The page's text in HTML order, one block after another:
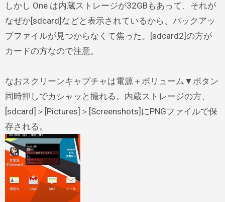
しかし One は内蔵ストレージが32GBもあって、それが
なぜか[sdcard]などと表示されているから、バックアッ
プファイルが見つからなくて焦った。[sdcard2]の方が
カードの方なので注意。
なおスクリーンキャプチャは電源＋ボリューム▼ボタン
同時押しでカシャッと撮れる。内蔵ストレージの方、
[sdcard]＞[Pictures]＞[Screenshots]にPNGファイルで保
存される。